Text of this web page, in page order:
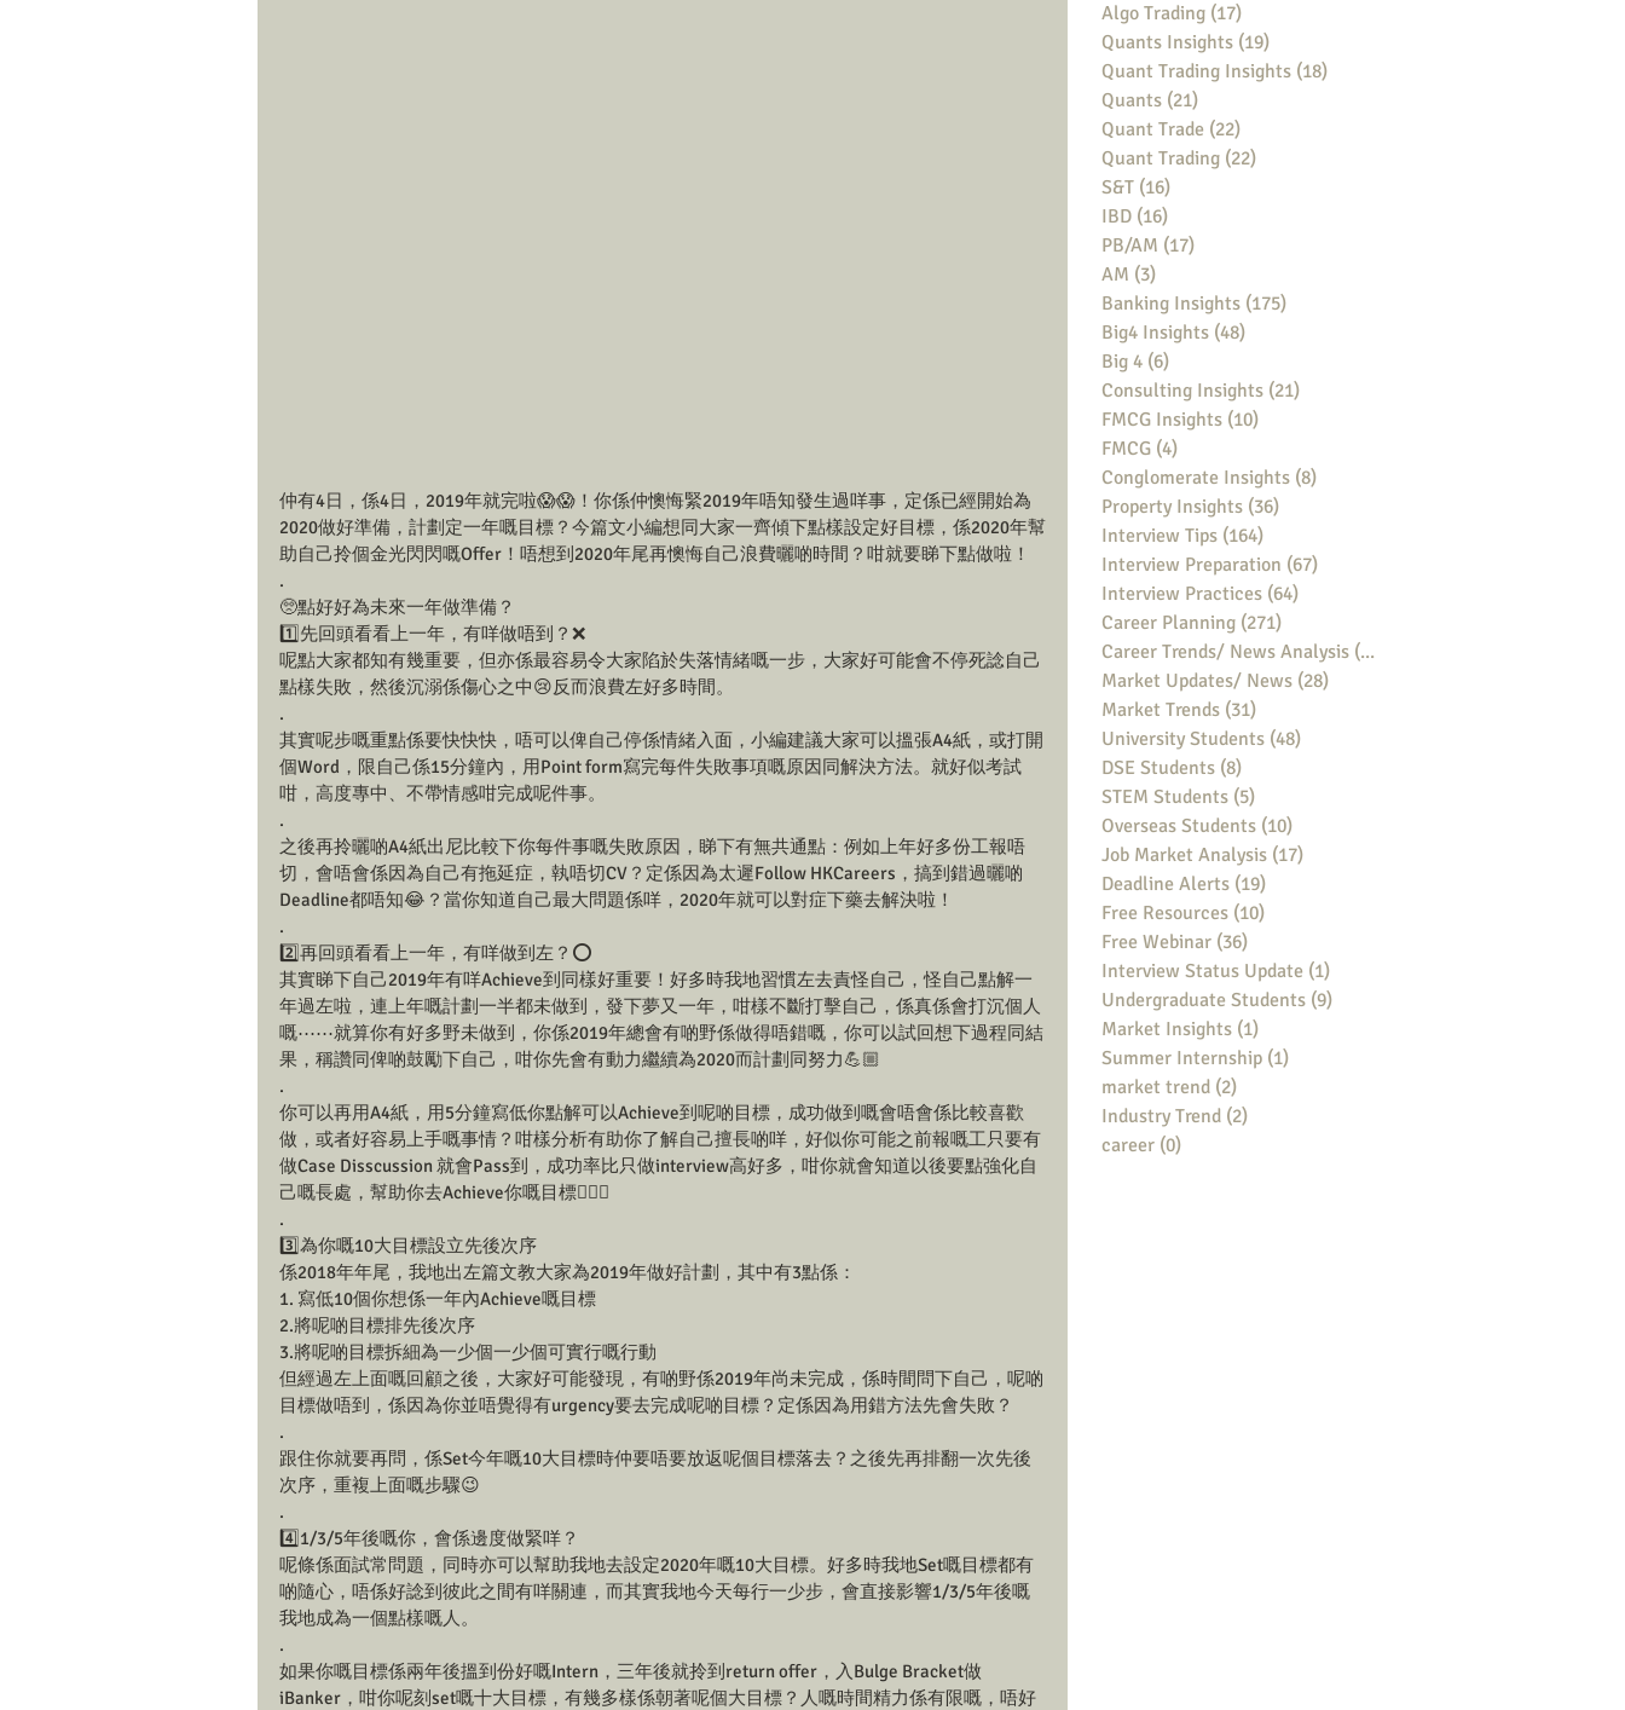
仲有4日，係4日，2019年就完啦😱😱！你係仲懊悔緊2019年唔知發生過咩事，定係已經開始為
2020做好準備，計劃定一年嘅目標？今篇文小編想同大家一齊傾下點樣設定好目標，係2020年幫
助自己拎個金光閃閃嘅Offer！唔想到2020年尾再懊悔自己浪費曬啲時間？咁就要睇下點做啦！
.
🥺點好好為未來一年做準備？
1️⃣先回頭看看上一年，有咩做唔到？❌
呢點大家都知有幾重要，但亦係最容易令大家陷於失落情緒嘅一步，大家好可能會不停死諗自己
點樣失敗，然後沉溺係傷心之中😢反而浪費左好多時間。
.
其實呢步嘅重點係要快快快，唔可以俾自己停係情緒入面，小編建議大家可以搵張A4紙，或打開
個Word，限自己係15分鐘內，用Point form寫完每件失敗事項嘅原因同解決方法。就好似考試
咁，高度專中、不帶情感咁完成呢件事。
.
之後再拎曬啲A4紙出尼比較下你每件事嘅失敗原因，睇下有無共通點：例如上年好多份工報唔
切，會唔會係因為自己有拖延症，執唔切CV？定係因為太遲Follow HKCareers，搞到錯過曬啲
Deadline都唔知😂？當你知道自己最大問題係咩，2020年就可以對症下藥去解決啦！
.
2️⃣再回頭看看上一年，有咩做到左？⭕️
其實睇下自己2019年有咩Achieve到同樣好重要！好多時我地習慣左去責怪自己，怪自己點解一
年過左啦，連上年嘅計劃一半都未做到，發下夢又一年，咁樣不斷打擊自己，係真係會打沉個人
嘅⋯⋯就算你有好多野未做到，你係2019年總會有啲野係做得唔錯嘅，你可以試回想下過程同結
果，稱讚同俾啲鼓勵下自己，咁你先會有動力繼續為2020而計劃同努力💪🏼
.
你可以再用A4紙，用5分鐘寫低你點解可以Achieve到呢啲目標，成功做到嘅會唔會係比較喜歡
做，或者好容易上手嘅事情？咁樣分析有助你了解自己擅長啲咩，好似你可能之前報嘅工只要有
做Case Disscussion 就會Pass到，成功率比只做interview高好多，咁你就會知道以後要點強化自
己嘅長處，幫助你去Achieve你嘅目標💁🏻‍♀️
.
3️⃣為你嘅10大目標設立先後次序
係2018年年尾，我地出左篇文教大家為2019年做好計劃，其中有3點係：
1. 寫低10個你想係一年內Achieve嘅目標
2.將呢啲目標排先後次序
3.將呢啲目標拆細為一少個一少個可實行嘅行動
但經過左上面嘅回顧之後，大家好可能發現，有啲野係2019年尚未完成，係時間問下自己，呢啲
目標做唔到，係因為你並唔覺得有urgency要去完成呢啲目標？定係因為用錯方法先會失敗？
.
跟住你就要再問，係Set今年嘅10大目標時仲要唔要放返呢個目標落去？之後先再排翻一次先後
次序，重複上面嘅步驟😉
.
4️⃣1/3/5年後嘅你，會係邊度做緊咩？
呢條係面試常問題，同時亦可以幫助我地去設定2020年嘅10大目標。好多時我地Set嘅目標都有
啲隨心，唔係好諗到彼此之間有咩關連，而其實我地今天每行一少步，會直接影響1/3/5年後嘅
我地成為一個點樣嘅人。
.
如果你嘅目標係兩年後搵到份好嘅Intern，三年後就拎到return offer，入Bulge Bracket做
iBanker，咁你呢刻set嘅十大目標，有幾多樣係朝著呢個大目標？人嘅時間精力係有限嘅，唔好
Algo Trading (17)
Quants Insights (19)
Quant Trading Insights (18)
Quants (21)
Quant Trade (22)
Quant Trading (22)
S&T (16)
IBD (16)
PB/AM (17)
AM (3)
Banking Insights (175)
Big4 Insights (48)
Big 4 (6)
Consulting Insights (21)
FMCG Insights (10)
FMCG (4)
Conglomerate Insights (8)
Property Insights (36)
Interview Tips (164)
Interview Preparation (67)
Interview Practices (64)
Career Planning (271)
Career Trends/ News Analysis (148)
Market Updates/ News (28)
Market Trends (31)
University Students (48)
DSE Students (8)
STEM Students (5)
Overseas Students (10)
Job Market Analysis (17)
Deadline Alerts (19)
Free Resources (10)
Free Webinar (36)
Interview Status Update (1)
Undergraduate Students (9)
Market Insights (1)
Summer Internship (1)
market trend (2)
Industry Trend (2)
career (0)